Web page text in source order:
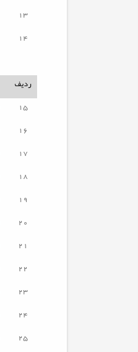
13
14
ردیف
15
16
17
18
19
20
21
22
23
24
25